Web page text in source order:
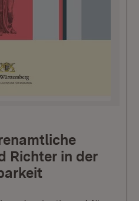
Richter in der